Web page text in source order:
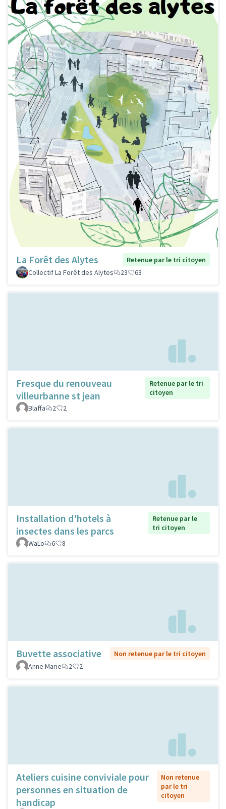
La Forêt des Alytes
Retenue par le tri citoyen
Collectif La Forêt des Alytes
23 63
Fresque du renouveau
villeurbanne st jean
Retenue par le tri
citoyen
Blaffa
2 2
Installation d'hotels à
insectes dans les parcs
Retenue par le
tri citoyen
WaLo
6 8
Buvette associative
Non retenue par le tri citoyen
Anne Marie
2 2
Ateliers cuisine conviviale pour
personnes en situation de
handicap
Non retenue
par le tri
citoyen